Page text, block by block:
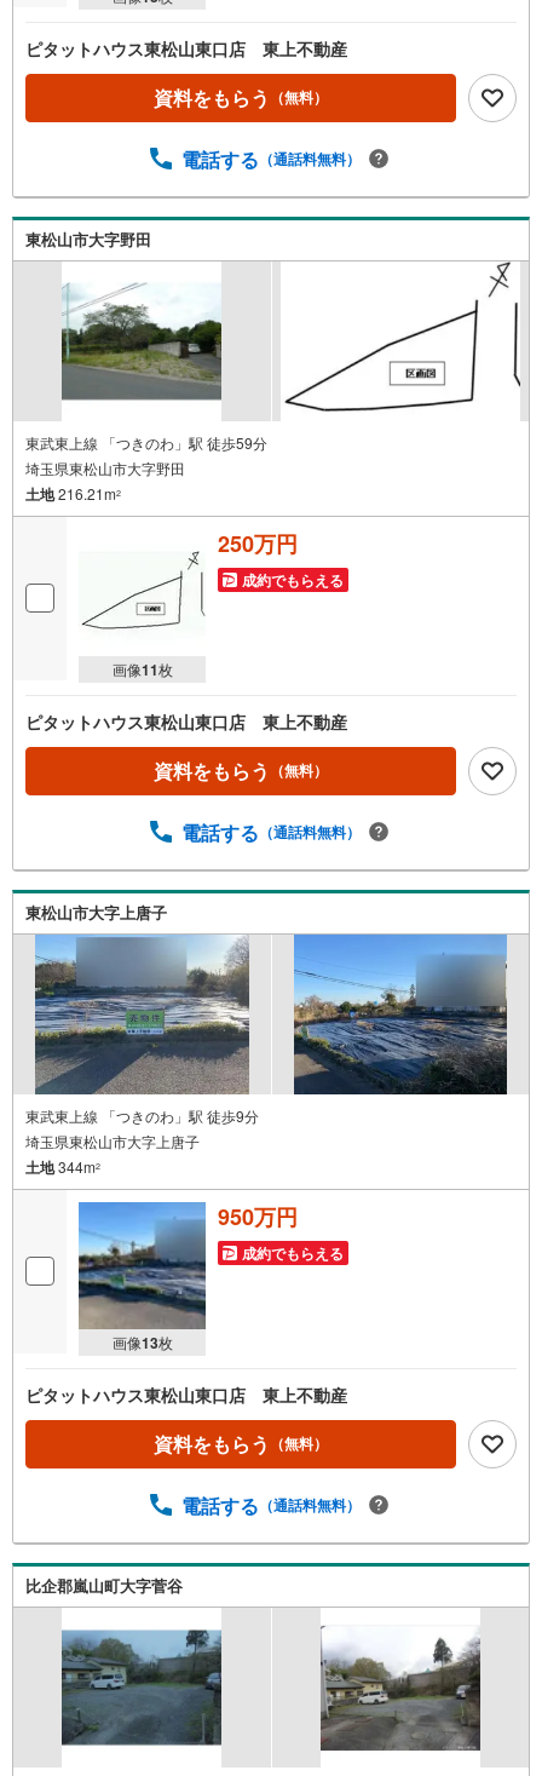
ピタットハウス東松山東口店 東上不動産
資料をもらう （無料）
電話する （通話料無料）
東松山市大字野田
東武東上線 「つきのわ」駅 徒歩59分
埼玉県東松山市大字野田
土地216.21m2
画像11枚
250万円
成約でもらえる
ピタットハウス東松山東口店 東上不動産
資料をもらう （無料）
電話する （通話料無料）
東松山市大字上唐子
東武東上線 「つきのわ」駅 徒歩9分
埼玉県東松山市大字上唐子
土地344m2
画像13枚
950万円
成約でもらえる
ピタットハウス東松山東口店 東上不動産
資料をもらう （無料）
電話する （通話料無料）
比企郡嵐山町大字菅谷